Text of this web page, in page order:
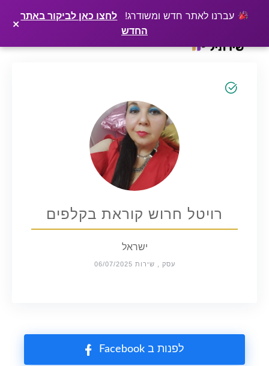
עברנו לאתר חדש ומשודרג!
לחצו כאן לביקור באתר
החדש
×
רוצים שלקוחות ימצאו אתכם בגוגל? שירתיל מפרסמת כתבה מקצועית עליכם פרסמו כתבה ←
to
רויטל חרוש קוראת בקלפים
ישראל
עסק , שירות 06/07/2025
Facebook לפנות ב